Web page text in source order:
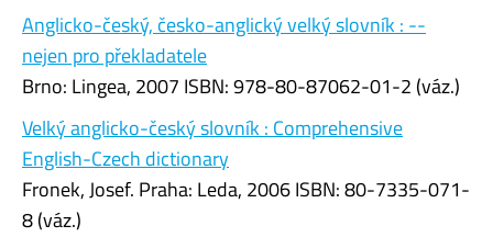
Anglicko-český, česko-anglický velký slovník : --
nejen pro překladatele
Brno: Lingea, 2007 ISBN: 978-80-87062-01-2 (váz.)
Velký anglicko-český slovník : Comprehensive
English-Czech dictionary
Fronek, Josef. Praha: Leda, 2006 ISBN: 80-7335-071-
8 (váz.)